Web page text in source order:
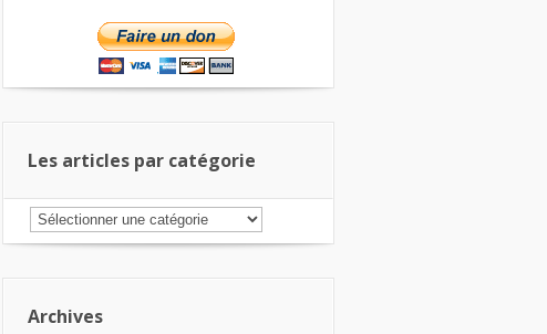
Les articles par catégorie
Les
articles
Archives